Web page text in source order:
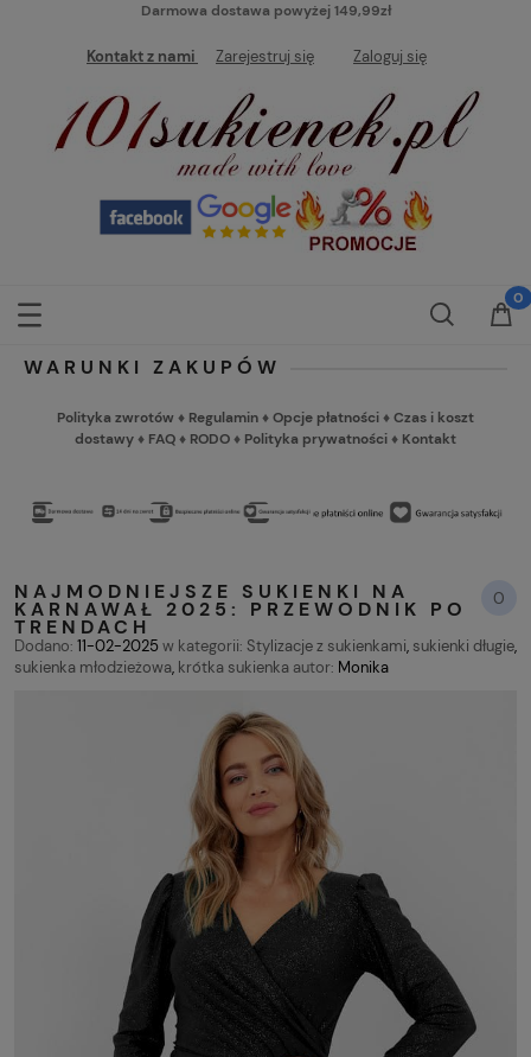
Darmowa dostawa powyżej 149,99zł
Kontakt z nami Zarejestruj się Zaloguj się
WARUNKI ZAKUPÓW
Polityka zwrotów ♦ Regulamin♦Opcje płatności♦Czas i koszt
dostawy♦ FAQ♦ RODO♦ Polityka prywatności♦ Kontakt
NAJMODNIEJSZE SUKIENKI NA
KARNAWAŁ 2025: PRZEWODNIK PO
TRENDACH
0
Dodano: 11-02-2025w kategorii: Stylizacje z sukienkami, sukienki długie,
sukienka młodzieżowa, krótka sukienka autor: Monika